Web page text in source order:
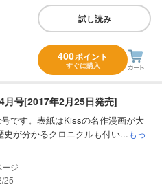
試し読み
400ポイント
すぐに購入
月号[2017年2月25日発売]
です。表紙はKissの名作漫画が大
史が分かるクロニクルも付い...もっ
25